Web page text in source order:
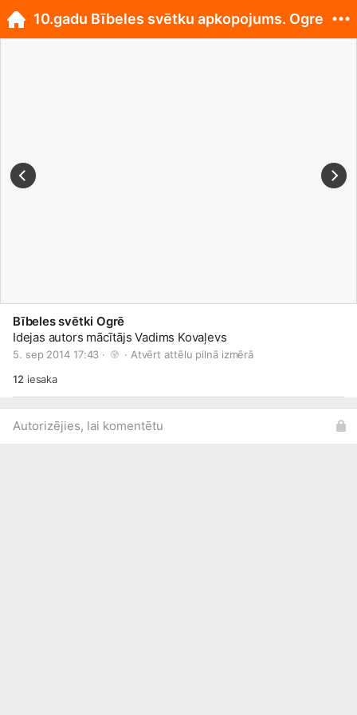
Bībeles svētki Ogrē
Idejas autors mācītājs Vadims Kovaļevs
5. sep 2014 17:43 · · Atvērt attēlu pilnā izmērā
12 iesaka
Autorizējies, lai komentētu
10.gadu Bībeles svētku apkopojums. Ogre